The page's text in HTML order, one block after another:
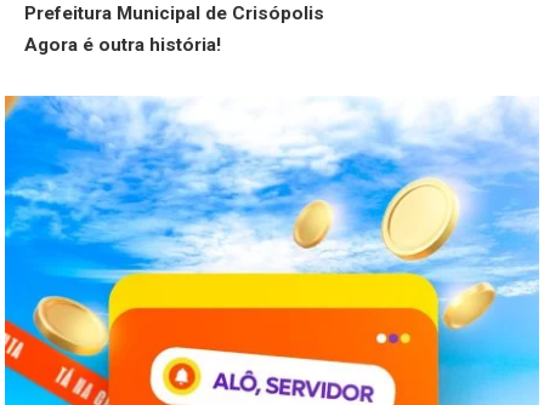
Prefeitura Municipal de Crisópolis
Agora é outra história!